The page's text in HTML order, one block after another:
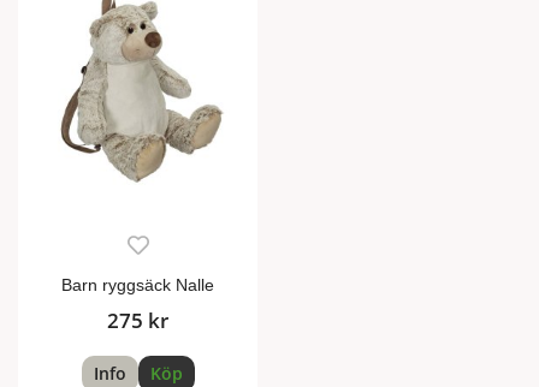
Barn ryggsäck Nalle
275 kr
Info Köp